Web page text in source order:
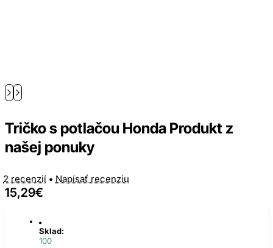
Tričko s potlačou Honda Produkt z
našej ponuky
2 recenzií • Napísať recenziu
15,29€
Sklad:
100